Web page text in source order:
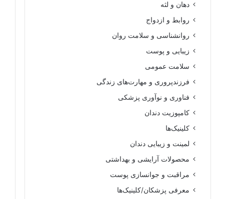
دهان و لثه
روابط و ازدواج
روانشناسی و سلامت روان
زیبایی و پوست
سلامت عمومی
فرزندپروری و مهارت‌های زندگی
فناوری و نوآوری پزشکی
کامپوزیت دندان
کلینیک‌ها
لمینت و زیبایی دندان
محصولات آرایشی و بهداشتی
مراقبت و جوانسازی پوست
معرفی پزشکان/کلینیک‌ها